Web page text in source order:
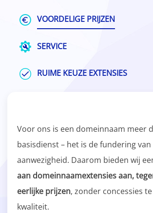
VOORDELIGE PRIJZEN
SERVICE
RUIME KEUZE EXTENSIES
Voor ons is een domeinnaam meer
basisdienst – het is de fundering
aanwezigheid. Daarom bieden wij
aan domeinnaamextensies aan,
eerlijke prijzen, zonder concessies
kwaliteit.